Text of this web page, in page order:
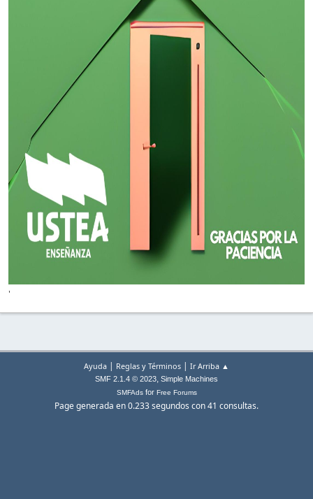
'
Ayuda | Reglas y Términos | Ir Arriba ▲
SMF 2.1.4 © 2023, Simple Machines
SMFAdsfor Free Forums
Page generada en 0.233 segundos con 41 consultas.